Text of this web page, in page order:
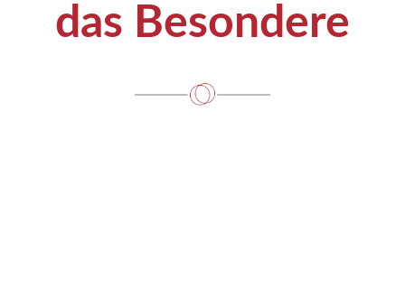
das Besondere